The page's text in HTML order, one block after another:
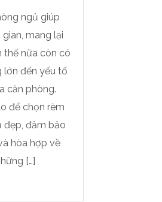
ngủ giúp
mang lại
thế nữa còn có
lớn đến yếu tố
căn phòng.
để chọn rèm
đẹp, đảm bảo
hòa hợp về
[…]